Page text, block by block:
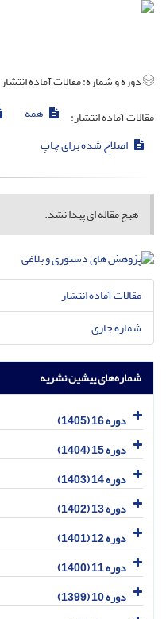
دوره و شماره:مقالات آماده انتشار
مقالات آماده انتشار:
همه
اصلاح شده برای چاپ
هیچ مقاله ای پیدا نشد.
مقالات آماده انتشار
شماره جاری
شماره‌های پیشین نشریه
دوره 16 (1405)
دوره 15 (1404)
دوره 14 (1403)
دوره 13 (1402)
دوره 12 (1401)
دوره 11 (1400)
دوره 10 (1399)